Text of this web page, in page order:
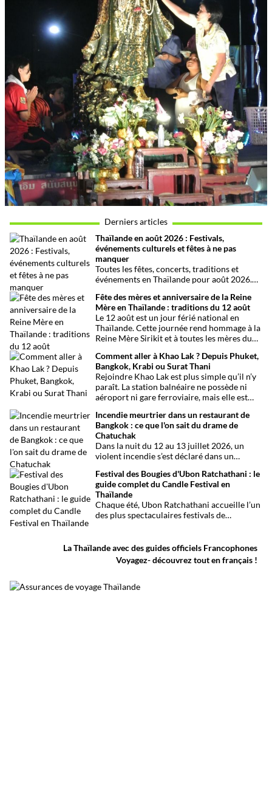
Derniers articles
Thaïlande en août 2026 : Festivals,
événements culturels et fêtes à ne pas
manquer
Toutes les fêtes, concerts, traditions et
événements en Thaïlande pour août 2026.
organiser son voyage.
Fête des mères et anniversaire de la Reine
Mère en Thaïlande : traditions du 12 août
Le 12 août est un jour férié national en
Thaïlande. Cette journée rend hommage à la
Reine Mère Sirikit et à toutes les mères du
traditions bouddhistes et festivités
populaires dans tout le royaume.
Comment aller à Khao Lak ? Depuis Phuket,
Bangkok, Krabi ou Surat Thani
Rejoindre Khao Lak est plus simple qu’il n’y
paraît. La station balnéaire ne possède ni
aéroport ni gare ferroviaire, mais elle est
international de Phuket, situé à un peu plus
d’une heure de route. Que vous arriviez de
Bangkok, Phuket, Krabi, Surat Thani ou de
Khao Sok, voici toutes les solutions pour
organiser votre trajet dans les meilleures
conditions.
Incendie meurtrier dans un restaurant de
Bangkok : ce que l'on sait du drame de
Chatuchak
Dans la nuit du 12 au 13 juillet 2026, un
violent incendie s’est déclaré dans un
de Chatuchak, à Bangkok. Le bilan
provisoire est particulièrement lourd avec
au moins 27 morts et plusieurs dizaines de
blessés.
Festival des Bougies d'Ubon Ratchathani : le
guide complet du Candle Festival en
Thaïlande
Chaque été, Ubon Ratchathani accueille l’un
des plus spectaculaires festivals de
traditionnelles et des musiques de l’Isan,
célébrant le début du carême bouddhique
dans une atmosphère aussi spirituelle que
La Thaïlande avec des guides officiels Francophones
Voyagez- découvrez tout en français !